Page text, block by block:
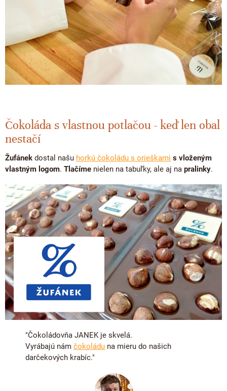
Čokoláda s vlastnou potlačou - keď len obal
nestačí
Žufánek dostal našu horkú čokoládu s orieškami s vloženým
vlastným logom. Tlačíme nielen na tabuľky, ale aj na pralinky.
"Čokoládovňa JANEK je skvelá.
Vyrábajú nám čokoládu na mieru do našich
darčekových krabíc."